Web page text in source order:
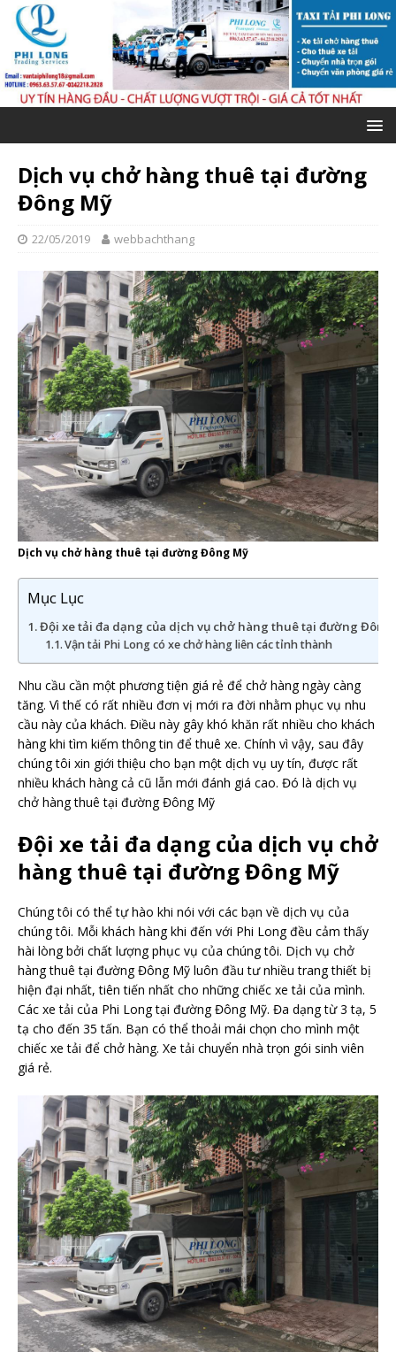
Dịch vụ chở hàng thuê tại đường
Đông Mỹ
22/05/2019 webbachthang
Dịch vụ chở hàng thuê tại đường Đông Mỹ
Mục Lục
Đội xe tải đa dạng của dịch vụ chở hàng thuê tại đường Đông
Vận tải Phi Long có xe chở hàng liên các tỉnh thành
Nhu cầu cần một phương tiện giá rẻ để chở hàng ngày càng
tăng. Vì thế có rất nhiều đơn vị mới ra đời nhằm phục vụ nhu
cầu này của khách. Điều này gây khó khăn rất nhiều cho khách
hàng khi tìm kiếm thông tin để thuê xe. Chính vì vậy, sau đây
chúng tôi xin giới thiệu cho bạn một dịch vụ uy tín, được rất
nhiều khách hàng cả cũ lẫn mới đánh giá cao. Đó là dịch vụ
chở hàng thuê tại đường Đông Mỹ
Đội xe tải đa dạng của dịch vụ chở
hàng thuê tại đường Đông Mỹ
Chúng tôi có thể tự hào khi nói với các bạn về dịch vụ của
chúng tôi. Mỗi khách hàng khi đến với Phi Long đều cảm thấy
hài lòng bởi chất lượng phục vụ của chúng tôi. Dịch vụ chở
hàng thuê tại đường Đông Mỹ luôn đầu tư nhiều trang thiết bị
hiện đại nhất, tiên tiến nhất cho những chiếc xe tải của mình.
Các xe tải của Phi Long tại đường Đông Mỹ. Đa dạng từ 3 tạ, 5
tạ cho đến 35 tấn. Bạn có thể thoải mái chọn cho mình một
chiếc xe tải để chở hàng. Xe tải chuyển nhà trọn gói sinh viên
giá rẻ.